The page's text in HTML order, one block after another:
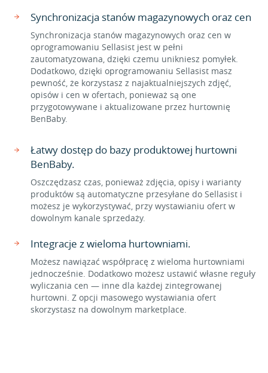
Synchronizacja stanów magazynowych oraz cen
Synchronizacja stanów magazynowych oraz cen w
oprogramowaniu Sellasist jest w pełni
zautomatyzowana, dzięki czemu unikniesz pomyłek.
Dodatkowo, dzięki oprogramowaniu Sellasist masz
pewność, że korzystasz z najaktualniejszych zdjęć,
opisów i cen w ofertach, ponieważ są one
przygotowywane i aktualizowane przez hurtownię
BenBaby.
Łatwy dostęp do bazy produktowej hurtowni
BenBaby.
Oszczędzasz czas, ponieważ zdjęcia, opisy i warianty
produktów są automatyczne przesyłane do Sellasist i
możesz je wykorzystywać, przy wystawianiu ofert w
dowolnym kanale sprzedaży.
Integracje z wieloma hurtowniami.
Możesz nawiązać współpracę z wieloma hurtowniami
jednocześnie. Dodatkowo możesz ustawić własne reguły
wyliczania cen — inne dla każdej zintegrowanej
hurtowni. Z opcji masowego wystawiania ofert
skorzystasz na dowolnym marketplace.